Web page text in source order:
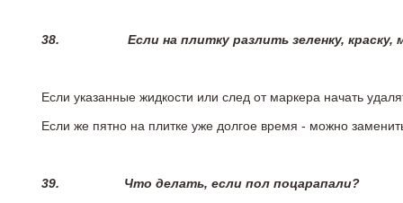
38. Если на плитку разлить зеленку,
Если указанные жидкости или след от маркера начать
Если же пятно на плитке уже долгое время - можно
39. Что делать, если пол поцарапали?